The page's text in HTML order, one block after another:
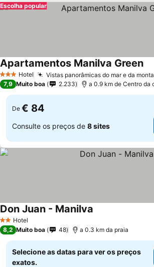
Escolha popular
3 EstrelasHotel Vistas panorâmicas do mar e da
Apartamentos Manilva Green
7,9 Muito boa 2.233 a 0.9 km de Centro da
De € 84
Consulte os preços de 8 sites
2 Estrelas
Hotel
Don Juan - Manilva
8,2 Muito boa 48 a 0.3 km da praia
Selecione as datas para ver os preços
exatos.